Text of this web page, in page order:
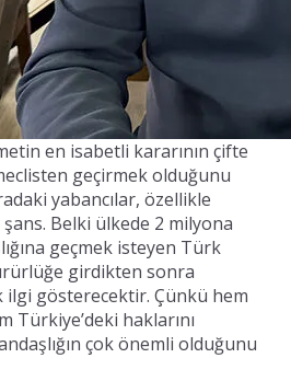
en isabetli kararının çifte
geçirmek olduğunu
yabancılar, özellikle
Belki ülkede 2 milyona
geçmek isteyen Türk
girdikten sonra
ilgi gösterecektir. Çünkü hem
Türkiye’deki haklarını
çok önemli olduğunu